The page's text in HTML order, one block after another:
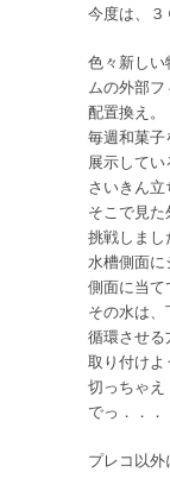
今度は、３
色々新しい
ムの外部
配置換え。
毎週和菓子
展示してい
さいきん立
そこで見
挑戦しまし
水槽側面
側面に当て
その水は
循環させる
取り付けよ
切っちゃえ
でっ．．．
プレコ以外